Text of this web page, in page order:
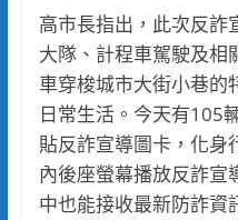
高市長指出，此次反詐
大隊、計程車駕駛及相
車穿梭城市大街小巷的
日常生活。今天有105
貼反詐宣導圖卡，化身
內後座螢幕播放反詐宣
中也能接收最新防詐資